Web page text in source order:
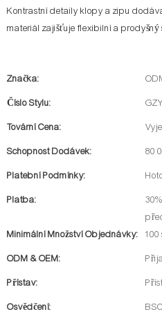
Kontrastní detaily klopy a zipu
materiál zajišťuje flexibilní a prodyšný
Značka:
Číslo Stylu:
Tovární Cena:
Schopnost Dodávek: 80
Platební Podmínky:
Platba:
Minimální Množství Objednávky:
ODM & OEM:
Přístav:
Osvědčení: